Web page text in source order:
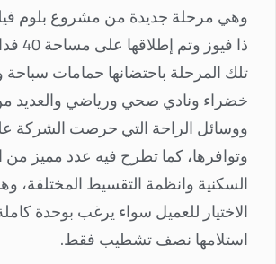
وهي مرحلة جديدة من مشروع بلوم
ذا
تلك المرحلة باحتضانها حمامات
خضراء ونادي صحي ورياضي والعديد
ووسائل الراحة التي حرصت الشركة
وتوافرها، كما تطرح فيه عدد مميز من
السكنية وانظمة التقسيط المختلفة،
الاختيار للعميل سواء يرغب بوحدة
استلامها نصف تشطيب فقط.